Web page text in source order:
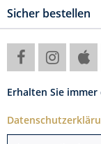
Sicher bestellen
Erhalten Sie